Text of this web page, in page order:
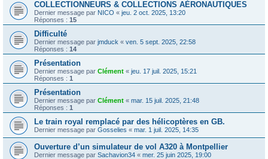
COLLECTIONNEURS & COLLECTIONS AÉRONAUTIQUES
Dernier message par NICO « jeu. 2 oct. 2025, 13:20
Réponses : 15
Difficulté
Dernier message par jmduck « ven. 5 sept. 2025, 22:58
Réponses : 14
Présentation
Dernier message par Clément « jeu. 17 juil. 2025, 15:21
Réponses : 1
Présentation
Dernier message par Clément « mar. 15 juil. 2025, 21:48
Réponses : 1
Le train royal remplacé par des hélicoptères en GB.
Dernier message par Gosselies « mar. 1 juil. 2025, 14:35
Ouverture d’un simulateur de vol A320 à Montpellier
Dernier message par Sachavion34 « mer. 25 juin 2025, 19:00